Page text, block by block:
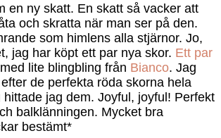
en ny skatt. En skatt så vacker att
och skratta när man ser på den.
som himlens alla stjärnor. Jo,
jag har köpt ett par nya skor. Ett par
med lite blingbling från Bianco. Jag
de perfekta röda skorna hela
hittade jag dem. Joyful, joyful! Perfekt
balklänningen. Mycket bra
bestämt*